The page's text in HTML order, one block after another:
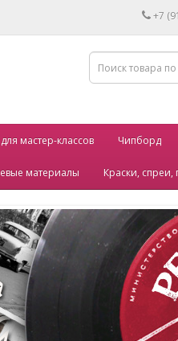
+7
мастер-классов Чипборд
материалы Краски, спреи,